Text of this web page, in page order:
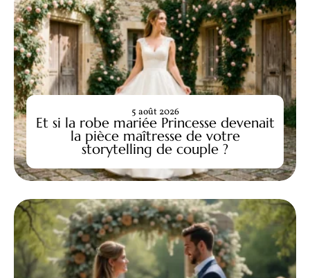
Et si la robe mariée Princesse devenait
la pièce maîtresse de votre
storytelling de couple ?
5 août 2026